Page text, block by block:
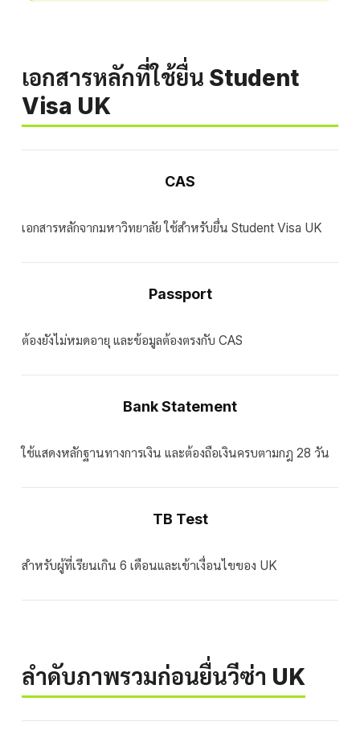
เอกสารหลักที่ใช้ยื่น Student
Visa UK
CAS
เอกสารหลักจากมหาวิทยาลัย ใช้สำหรับยื่น Student Visa UK
Passport
ต้องยังไม่หมดอายุ และข้อมูลต้องตรงกับ CAS
Bank Statement
ใช้แสดงหลักฐานทางการเงิน และต้องถือเงินครบตามกฎ 28 วัน
TB Test
สำหรับผู้ที่เรียนเกิน 6 เดือนและเข้าเงื่อนไขของ UK
ลำดับภาพรวมก่อนยื่นวีซ่า UK